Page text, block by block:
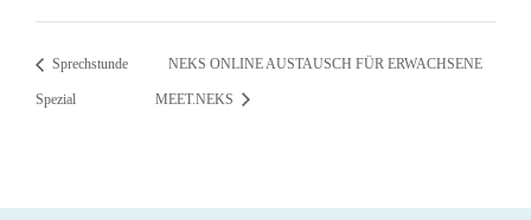
Sprechstunde
Spezial
NEKS ONLINE AUSTAUSCH FÜR ERWACHSENE
MEET.NEKS